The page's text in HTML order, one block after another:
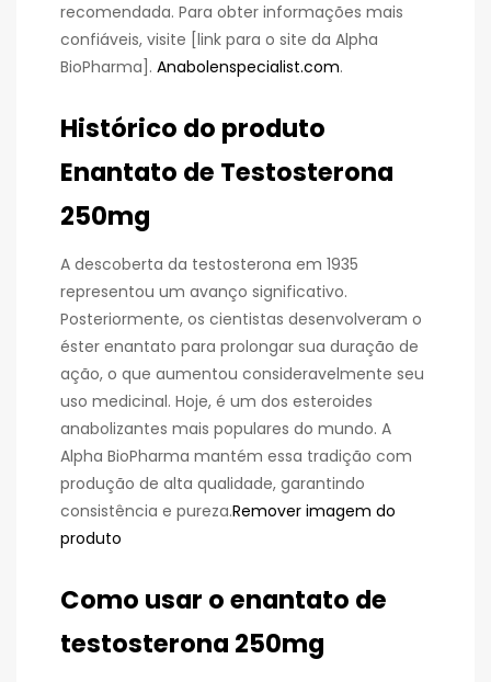
recomendada. Para obter informações mais
confiáveis, visite [link para o site da Alpha
BioPharma]. Anabolenspecialist.com.
Histórico do produto
Enantato de Testosterona
250mg
A descoberta da testosterona em 1935
representou um avanço significativo.
Posteriormente, os cientistas desenvolveram o
éster enantato para prolongar sua duração de
ação, o que aumentou consideravelmente seu
uso medicinal. Hoje, é um dos esteroides
anabolizantes mais populares do mundo. A
Alpha BioPharma mantém essa tradição com
produção de alta qualidade, garantindo
consistência e pureza.Remover imagem do
produto
Como usar o enantato de
testosterona 250mg